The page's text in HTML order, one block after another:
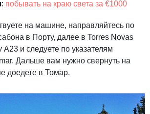
: побывать на краю света за €1000
на машине, направляйтесь по
в Порту, далее в Torres Novas
А23 и следуете по указателям
Дальше вам нужно свернуть на
доедете в Томар.